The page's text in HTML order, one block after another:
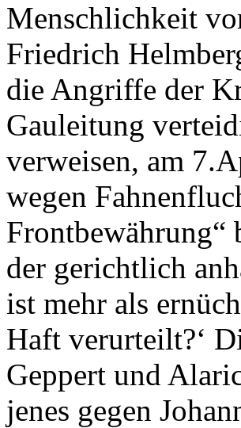
Menschlichkeit
Friedrich
die Angriffe der
Gauleitung
verweisen, am
wegen
Frontbewährung“
der gerichtlich
ist mehr als
Haft verurteilt?‘
Geppert und
jenes gegen